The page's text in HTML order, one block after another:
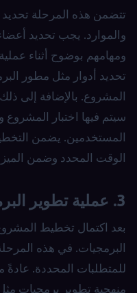
تتضمن هذه المرحلة تحديد
والموارد. يجب تحديد
ومهامهم بوضوح أثناء
المشروع. بالإضافة إلى
سيتم فيها اختبار
المستخدمين. يضمن
الوقت المحدد وضمن
3. عملية تطوير البرمجيات والاختبار
بعد اكتمال تخطيط
البرمجيات. في هذه
للمتطلبات المحددة. عادةً